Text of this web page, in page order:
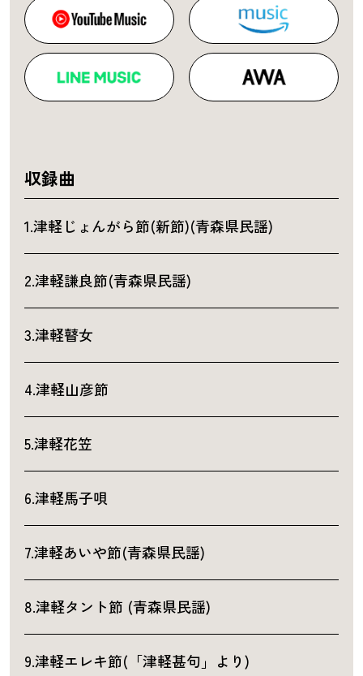
収録曲
1.津軽じょんがら節(新節)(青森県民謡)
2.津軽謙良節(青森県民謡)
3.津軽瞽女
4.津軽山彦節
5.津軽花笠
6.津軽馬子唄
7.津軽あいや節(青森県民謡)
8.津軽タント節 (青森県民謡)
9.津軽エレキ節(「津軽甚句」より)